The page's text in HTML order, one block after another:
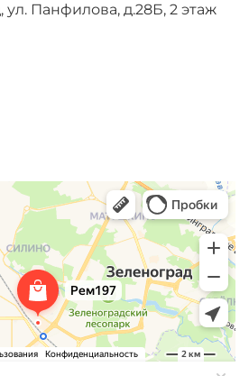
ул. Панфилова, д.28Б, 2 этаж